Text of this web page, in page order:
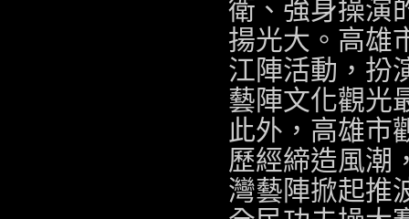
衛、強身操演
揚光大。高雄
江陣活動，扮
藝陣文化觀光
此外，高雄市
歷經締造風潮
灣藝陣掀起推